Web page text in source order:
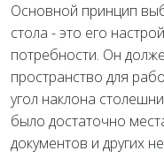
Основной принцип
стола - это его
потребности. Он
пространство для
угол наклона
было достаточно
документов и других